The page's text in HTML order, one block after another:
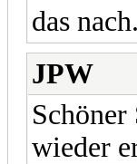
das
JPW
wieder